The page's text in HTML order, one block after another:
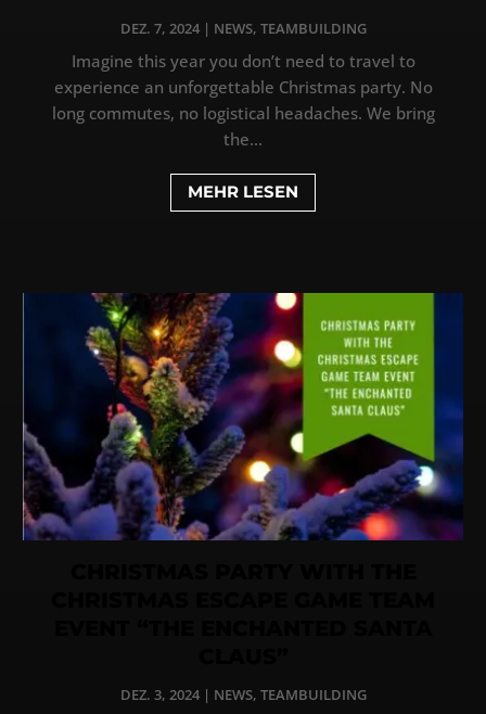
DEZ. 7, 2024| NEWS, TEAMBUILDING
Imagine this year you don’t need to travel to
experience an unforgettable Christmas party. No
long commutes, no logistical headaches. We bring
the...
MEHR LESEN
DEZ. 3, 2024| NEWS, TEAMBUILDING